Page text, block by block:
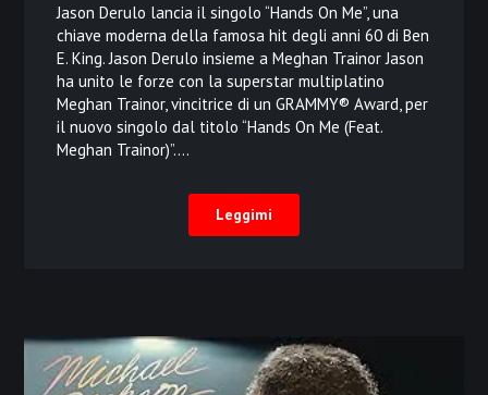
Jason Derulo lancia il singolo “Hands On Me”, una
chiave moderna della famosa hit degli anni 60 di Ben
E. King. Jason Derulo insieme a Meghan Trainor Jason
ha unito le forze con la superstar multiplatino
Meghan Trainor, vincitrice di un GRAMMY® Award, per
il nuovo singolo dal titolo “Hands On Me (Feat.
Meghan Trainor)”….
Leggimi